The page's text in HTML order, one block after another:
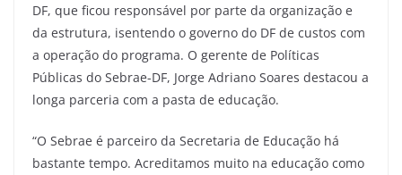
DF, que ficou responsável por parte da organização e
da estrutura, isentendo o governo do DF de custos com
a operação do programa. O gerente de Políticas
Públicas do Sebrae-DF, Jorge Adriano Soares destacou a
longa parceria com a pasta de educação.
“O Sebrae é parceiro da Secretaria de Educação há
bastante tempo. Acreditamos muito na educação como